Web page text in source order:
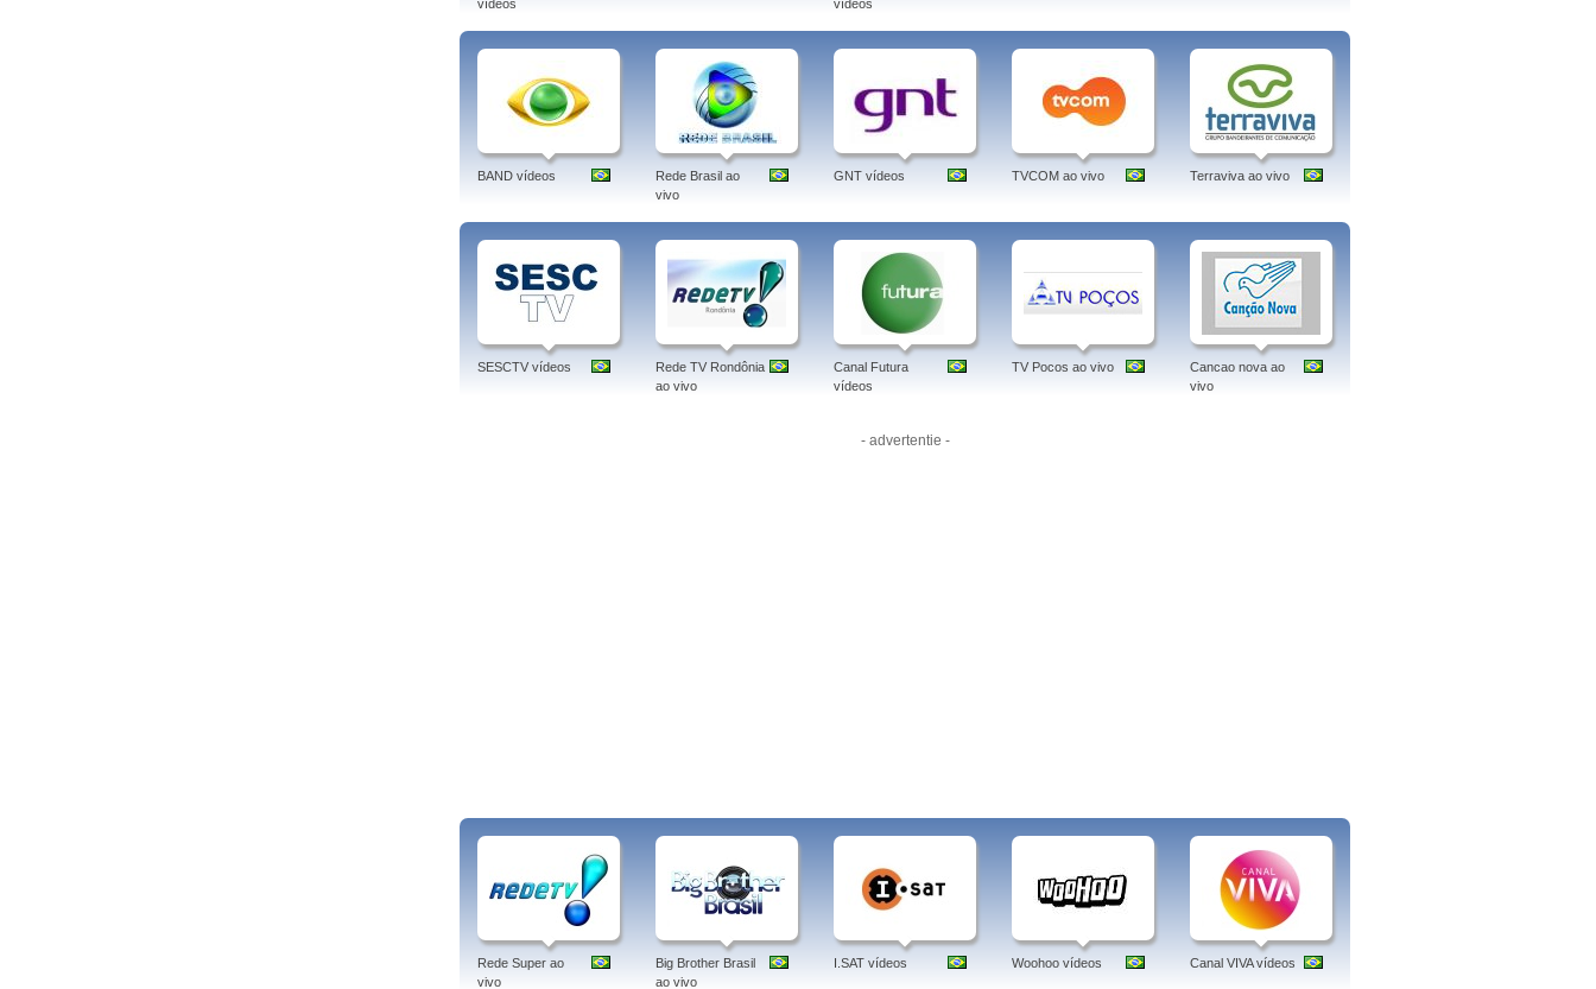
Tags: tv climatempo, porto alegre, ao vivo, itaborai rj, sai da sky, tv clima tempo, online, programação, na net, endereço, rj, tv
vídeos
vídeos
BAND vídeos
Rede Brasil ao
vivo
GNT vídeos TVCOM ao vivo Terraviva ao vivo
SESCTV vídeos
Rede TV Rondônia
ao vivo
Canal Futura
vídeos
TV Pocos ao vivo
Cancao nova ao
vivo
- advertentie -
Rede Super ao
vivo
Big Brother Brasil
ao vivo
I.SAT vídeos Woohoo vídeos Canal VIVA vídeos